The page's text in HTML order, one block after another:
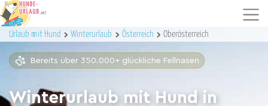
Urlaub mit Hund Winterurlaub Österreich Oberösterreich
Bereits über 350.000+ glückliche Fellnasen
Winterurlaub mit Hund in